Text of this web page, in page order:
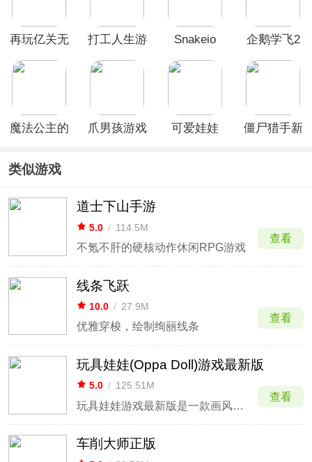
再玩亿关无
打工人生游
Snakeio
企鹅学飞2
魔法公主的
戏
爪男孩游戏 可爱娃娃
僵尸猎手新
类似游戏
道士下山手游
5.0 / 114.5M
不氪不肝的硬核动作休闲RPG游戏
查看
线条飞跃
10.0 / 27.9M
优雅穿梭，绘制绚丽线条
查看
玩具娃娃(Oppa Doll)游戏最新版
5.0 / 125.51M
玩具娃娃游戏最新版是一款画风非常治愈的换装类休闲小游戏。在这里有个超萌的Q版小正太等着你，你可以按着你的喜好来设置他的外观部位，并且还可以为他搭配各种喜欢的衣服游戏内包含多达1000中饰品可以自由搭配。
查看
车削大师正版